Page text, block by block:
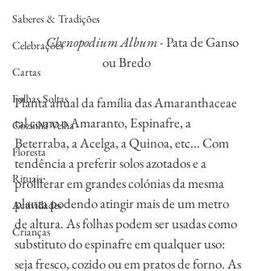
Saberes & Tradições
Celebrações
Cartas
Folhas Soltas
Cozinha Velha
Floresta
Rituais
Actividades
Crianças
           Chenopodium Album
- Pata de Ganso
ou Bredo
Planta anual da família das Amaranthaceae
tal como o Amaranto, Espinafre, a
Beterraba, a Acelga, a Quinoa, etc... Com
tendência a preferir solos azotados e a
proliferar em grandes colónias da mesma
planta podendo atingir mais de um metro
de altura. As folhas podem ser usadas como
substituto do espinafre em qualquer uso:
seja fresco, cozido ou em pratos de forno. As